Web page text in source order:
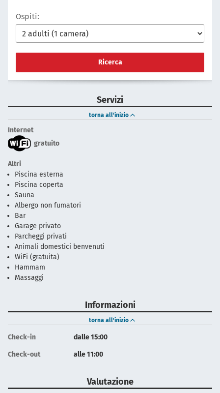
Ospiti:
Ricerca
Servizi
torna all'inizio
Internet
gratuito
Altri
Piscina esterna
Piscina coperta
Sauna
Albergo non fumatori
Bar
Garage privato
Parcheggi privati
Animali domestici benvenuti
WiFi (gratuita)
Hammam
Massaggi
Informazioni
torna all'inizio
Check-in dalle 15:00
Check-out alle 11:00
Valutazione